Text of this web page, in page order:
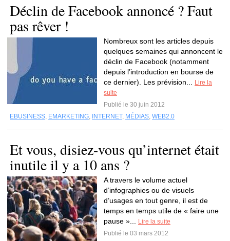
Déclin de Facebook annoncé ? Faut
pas rêver !
Nombreux sont les articles depuis
quelques semaines qui annoncent le
déclin de Facebook (notamment
depuis l’introduction en bourse de
ce dernier). Les prévision...
Lire la
suite
Publié le 30 juin 2012
EBUSINESS, EMARKETING, INTERNET, MÉDIAS, WEB2.0
Et vous, disiez-vous qu’internet était
inutile il y a 10 ans ?
A travers le volume actuel
d’infographies ou de visuels
d’usages en tout genre, il est de
temps en temps utile de « faire une
pause »...
Lire la suite
Publié le 03 mars 2012